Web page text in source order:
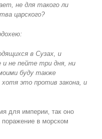
не для такого ли
царского?
в Сузах, и
не пейте три дня, ни
буду также
это против закона, и
для империи, так оно
в морском